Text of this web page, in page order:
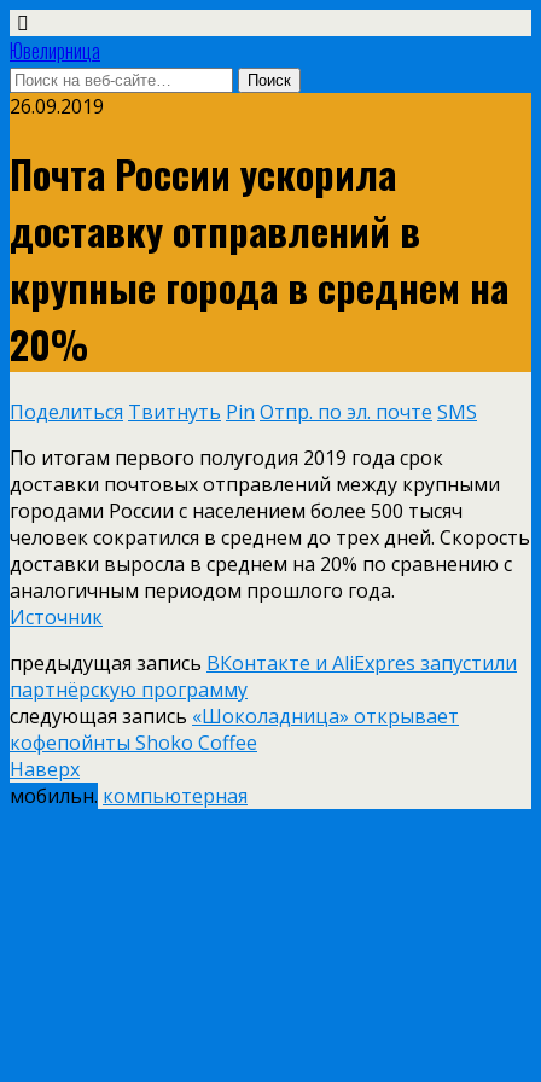
Ювелирница
26.09.2019
Почта России ускорила
доставку отправлений в
крупные города в среднем на
20%
Поделиться Твитнуть Pin Отпр. по эл. почте SMS
По итогам первого полугодия 2019 года срок
доставки почтовых отправлений между крупными
городами России с населением более 500 тысяч
человек сократился в среднем до трех дней. Скорость
доставки выросла в среднем на 20% по сравнению с
аналогичным периодом прошлого года.
Источник
предыдущая запись ВКонтакте и AliExpres запустили
партнёрскую программу
следующая запись «Шоколадница» открывает
кофепойнты Shoko Coffee
Наверх
мобильн. компьютерная